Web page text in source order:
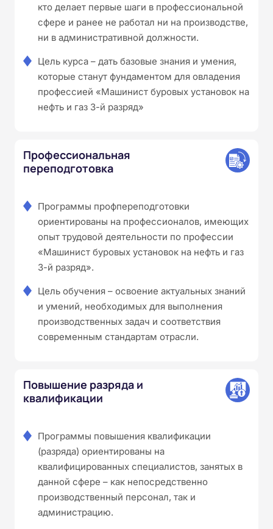
кто делает первые шаги в профессиональной
сфере и ранее не работал ни на производстве,
ни в административной должности.
Цель курса – дать базовые знания и умения,
которые станут фундаментом для овладения
профессией «Машинист буровых установок на
нефть и газ 3-й разряд»
Профессиональная
переподготовка
Программы профпереподготовки
ориентированы на профессионалов, имеющих
опыт трудовой деятельности по профессии
«Машинист буровых установок на нефть и газ
3-й разряд».
Цель обучения – освоение актуальных знаний
и умений, необходимых для выполнения
производственных задач и соответствия
современным стандартам отрасли.
Повышение разряда и
квалификации
Программы повышения квалификации
(разряда) ориентированы на
квалифицированных специалистов, занятых в
данной сфере – как непосредственно
производственный персонал, так и
администрацию.